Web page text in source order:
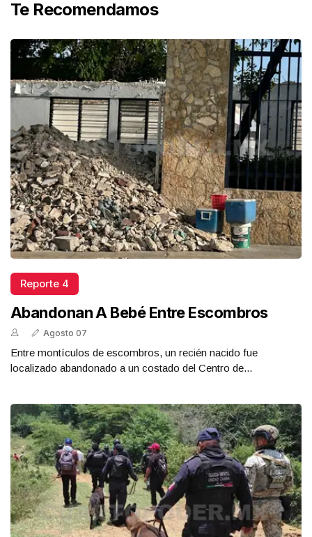
Te Recomendamos
Reporte 4
Abandonan A Bebé Entre Escombros
Agosto 07
Entre montículos de escombros, un recién nacido fue
localizado abandonado a un costado del Centro de...